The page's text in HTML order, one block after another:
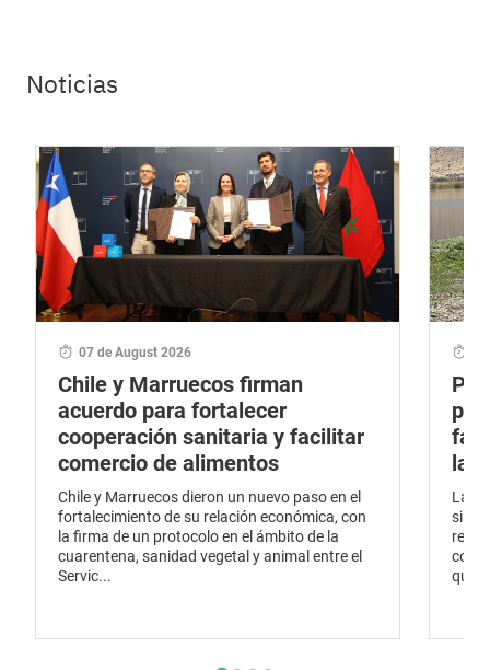
Noticias
07 de August 2026
Chile y Marruecos firman
acuerdo para fortalecer
cooperación sanitaria y facilitar
comercio de alimentos
Chile y Marruecos dieron un nuevo paso en el
fortalecimiento de su relación económica, con
la firma de un protocolo en el ámbito de la
cuarentena, sanidad vegetal y animal entre el
Servic...
la
La
que